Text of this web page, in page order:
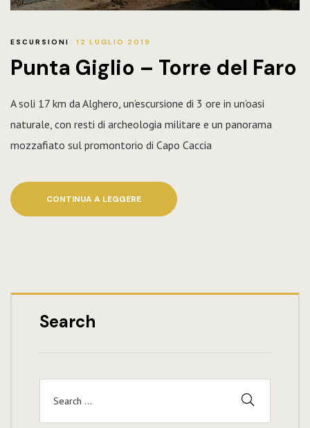
ESCURSIONI 12 LUGLIO 2019
Punta Giglio – Torre del Faro
A soli 17 km da Alghero, un’escursione di 3 ore in un’oasi
naturale, con resti di archeologia militare e un panorama
mozzafiato sul promontorio di Capo Caccia
CONTINUA A LEGGERE
Search